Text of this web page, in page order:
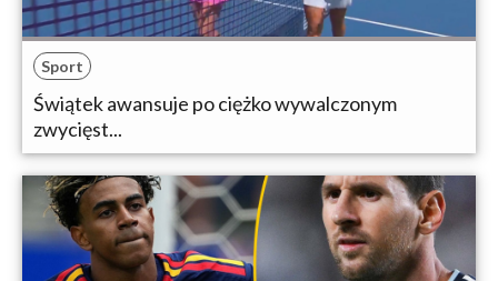
Sport
Świątek awansuje po ciężko wywalczonym
zwycięst...